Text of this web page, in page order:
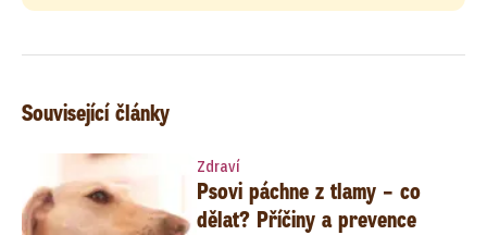
Související články
Zdraví
Psovi páchne z tlamy – co
dělat? Příčiny a prevence